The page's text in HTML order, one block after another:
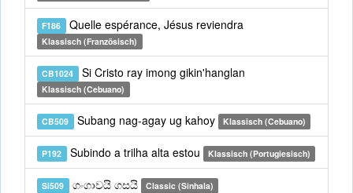
F186 Quelle espérance, Jésus reviendra
Klassisch (Französisch)
CB1024 Si Cristo ray imong gikin'hanglan
Klassisch (Cebuano)
CB509 Subang nag-agay ug kahoy Klassisch (Cebuano)
P192 Subindo a trilha alta estou Klassisch (Portugiesisch)
Si509 ගංගාවයි ගසයි Classic (Sinhala)